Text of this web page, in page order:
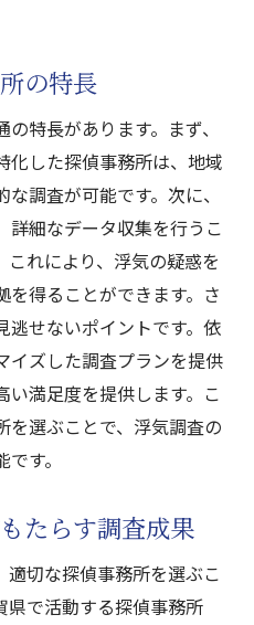
の特長
特長があります。まず、
化した探偵事務所は、地域
調査が可能です。次に、
詳細なデータ収集を行うこ
これにより、浮気の疑惑を
得ることができます。さ
逃せないポイントです。依
イズした調査プランを提供
満足度を提供します。こ
を選ぶことで、浮気調査の
す。
たらす調査成果
切な探偵事務所を選ぶこ
県で活動する探偵事務所